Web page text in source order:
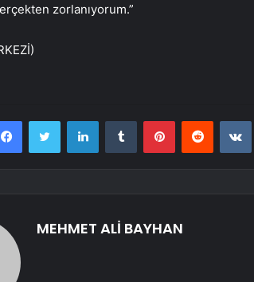
zorlanıyorum.”
FacebookTwitter LinkedInTumblr PinterestReddit
MEHMET ALİ BAYHAN